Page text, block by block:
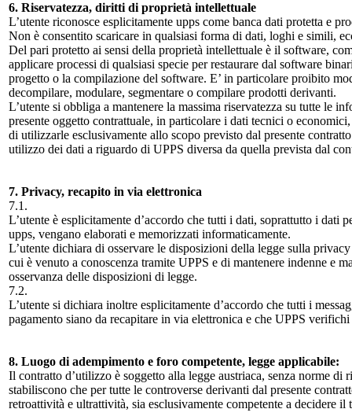
6. Riservatezza, diritti di proprietà intellettuale
L’utente riconosce esplicitamente upps come banca dati protetta e
Non è consentito scaricare in qualsiasi forma di dati, loghi e simili,
Del pari protetto ai sensi della proprietà intellettuale è il software,
applicare processi di qualsiasi specie per restaurare dal software
progetto o la compilazione del software. E’ in particolare proibito
decompilare, modulare, segmentare o compilare prodotti derivanti.
L’utente si obbliga a mantenere la massima riservatezza su tutte le
presente oggetto contrattuale, in particolare i dati tecnici o
di utilizzarle esclusivamente allo scopo previsto dal presente
utilizzo dei dati a riguardo di UPPS diversa da quella prevista dal
7. Privacy, recapito in via elettronica
7.1.
L’utente è esplicitamente d’accordo che tutti i dati, soprattutto i dati
upps, vengano elaborati e memorizzati informaticamente.
L’utente dichiara di osservare le disposizioni della legge sulla
cui è venuto a conoscenza tramite UPPS e di mantenere indenne e
osservanza delle disposizioni di legge.
7.2.
L’utente si dichiara inoltre esplicitamente d’accordo che tutti i
pagamento siano da recapitare in via elettronica e che UPPS
8. Luogo di adempimento e foro competente, legge applicabile:
Il contratto d’utilizzo è soggetto alla legge austriaca, senza norme
stabiliscono che per tutte le controverse derivanti dal presente
retroattività e ultrattività, sia esclusivamente competente a decidere